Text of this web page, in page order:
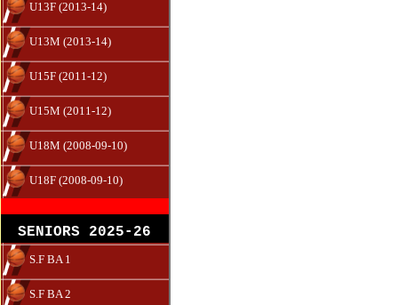
U13F (2013-14)
U13M (2013-14)
U15F (2011-12)
U15M (2011-12)
U18M (2008-09-10)
U18F (2008-09-10)
SENIORS 2025-26
S.F BA 1
S.F BA 2